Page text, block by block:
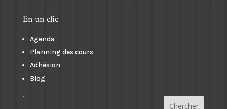
En un clic
Agenda
Planning des cours
Adhésion
Blog